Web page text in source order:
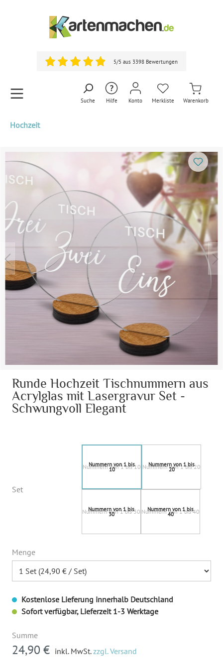
5/5 aus 3398 Bewertungen
Suche Hilfe Konto Merkliste Warenkorb
Hochzeit
Runde Hochzeit Tischnummern aus
Acrylglas mit Lasergravur Set -
Schwungvoll Elegant
Set
Nummern von 1 bis 10 Nummern von 1 bis 20
Nummern von 1 bis 30 Nummern von 1 bis 40
Menge
Kostenlose Lieferung innerhalb Deutschland
Sofort verfügbar, Lieferzeit 1-3 Werktage
Summe
24,90 € inkl. MwSt.zzgl. Versand